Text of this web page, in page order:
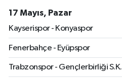
17 Mayıs, Pazar
Kayserispor - Konyaspor
Fenerbahçe - Eyüpspor
Trabzonspor - Gençlerbirliği S.K.